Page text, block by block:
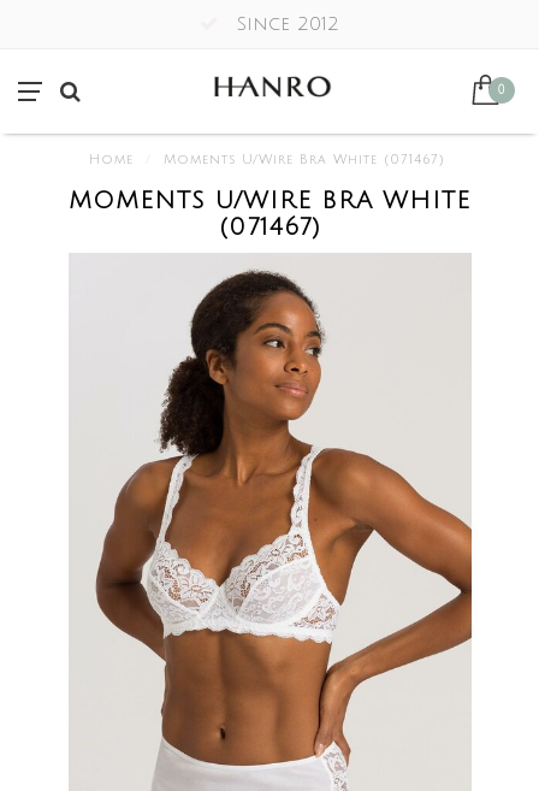
Since 2012
0
Home Moments U/Wire Bra White (071467)
MOMENTS U/WIRE BRA WHITE
(071467)